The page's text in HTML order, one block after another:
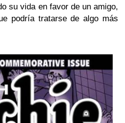
su vida en favor de un amigo,
podría tratarse de algo más